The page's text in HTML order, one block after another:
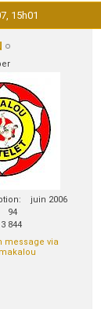
15h01
juin 2006
94
3 844